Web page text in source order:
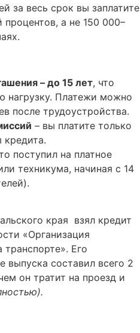
за весь срок вы заплатите
а не 150 000–
– до 15 лет, что
нагрузку. Платежи можно
после трудоустройства.
– вы платите только
поступил на платное
техникума, начиная с 14
края взял кредит
«Организация
транспорте». Его
выпуска составил всего 2
он тратит на проезд и